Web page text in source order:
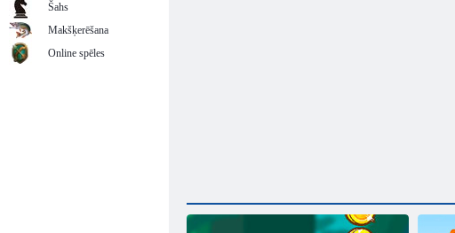
Šahs
Makšķerēšana
Online spēles